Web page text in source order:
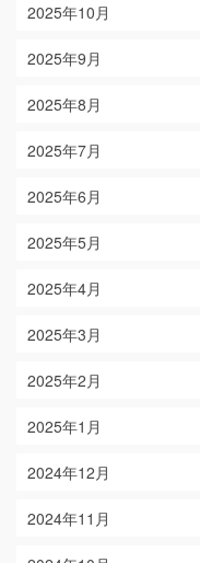
2025年10月
2025年9月
2025年8月
2025年7月
2025年6月
2025年5月
2025年4月
2025年3月
2025年2月
2025年1月
2024年12月
2024年11月